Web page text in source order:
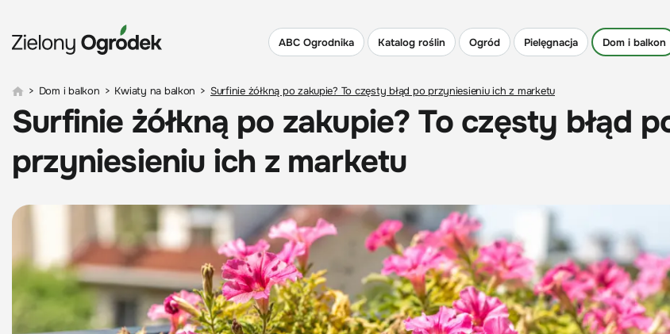
ABC Ogrodnika Katalog roślin Ogród Pielęgnacja Dom i balkon
> Dom i balkon > Kwiaty na balkon > Surfinie żółkną po zakupie? To częsty błąd po przyniesieniu ich z marketu
Surfinie żółkną po zakupie? To częsty błąd
przyniesieniu ich z marketu